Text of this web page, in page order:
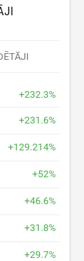
+232.3%
+231.6%
+129.214%
+52%
+46.6%
+31.8%
+29.7%